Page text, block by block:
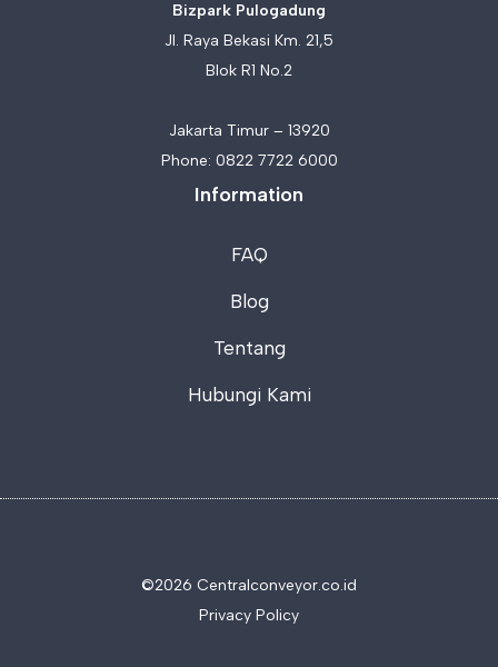
Bizpark Pulogadung
Jl. Raya Bekasi Km. 21,5
Blok R1 No.2
Jakarta Timur – 13920
Phone: 0822 7722 6000
Information
FAQ
Blog
Tentang
Hubungi Kami
©2026 Centralconveyor.co.id
Privacy Policy